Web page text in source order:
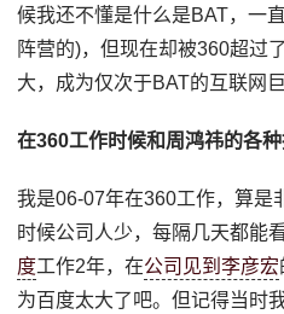
候我还不懂是什么是BAT，一
阵营的)，但现在却被360超过
大，成为仅次于BAT的互联网巨
在360工作时候和周鸿祎的各
我是06-07年在360工作，算是
时候公司人少，每隔几天都能
度工作2年，在公司见到李彦宏
为百度太大了吧。但记得当时